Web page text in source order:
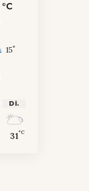
°C
15°
Di.
31°C